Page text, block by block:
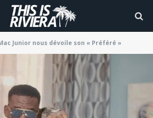
Junior nous dévoile son « Préféré »